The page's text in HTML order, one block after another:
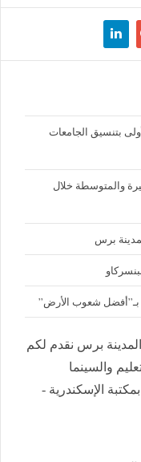
بتنسيق الجامعات
والمتوسطة خلال
بـ”أفضل شعوب الأرض”
برس نقدم لكم
والسينما
الإسكندرية -